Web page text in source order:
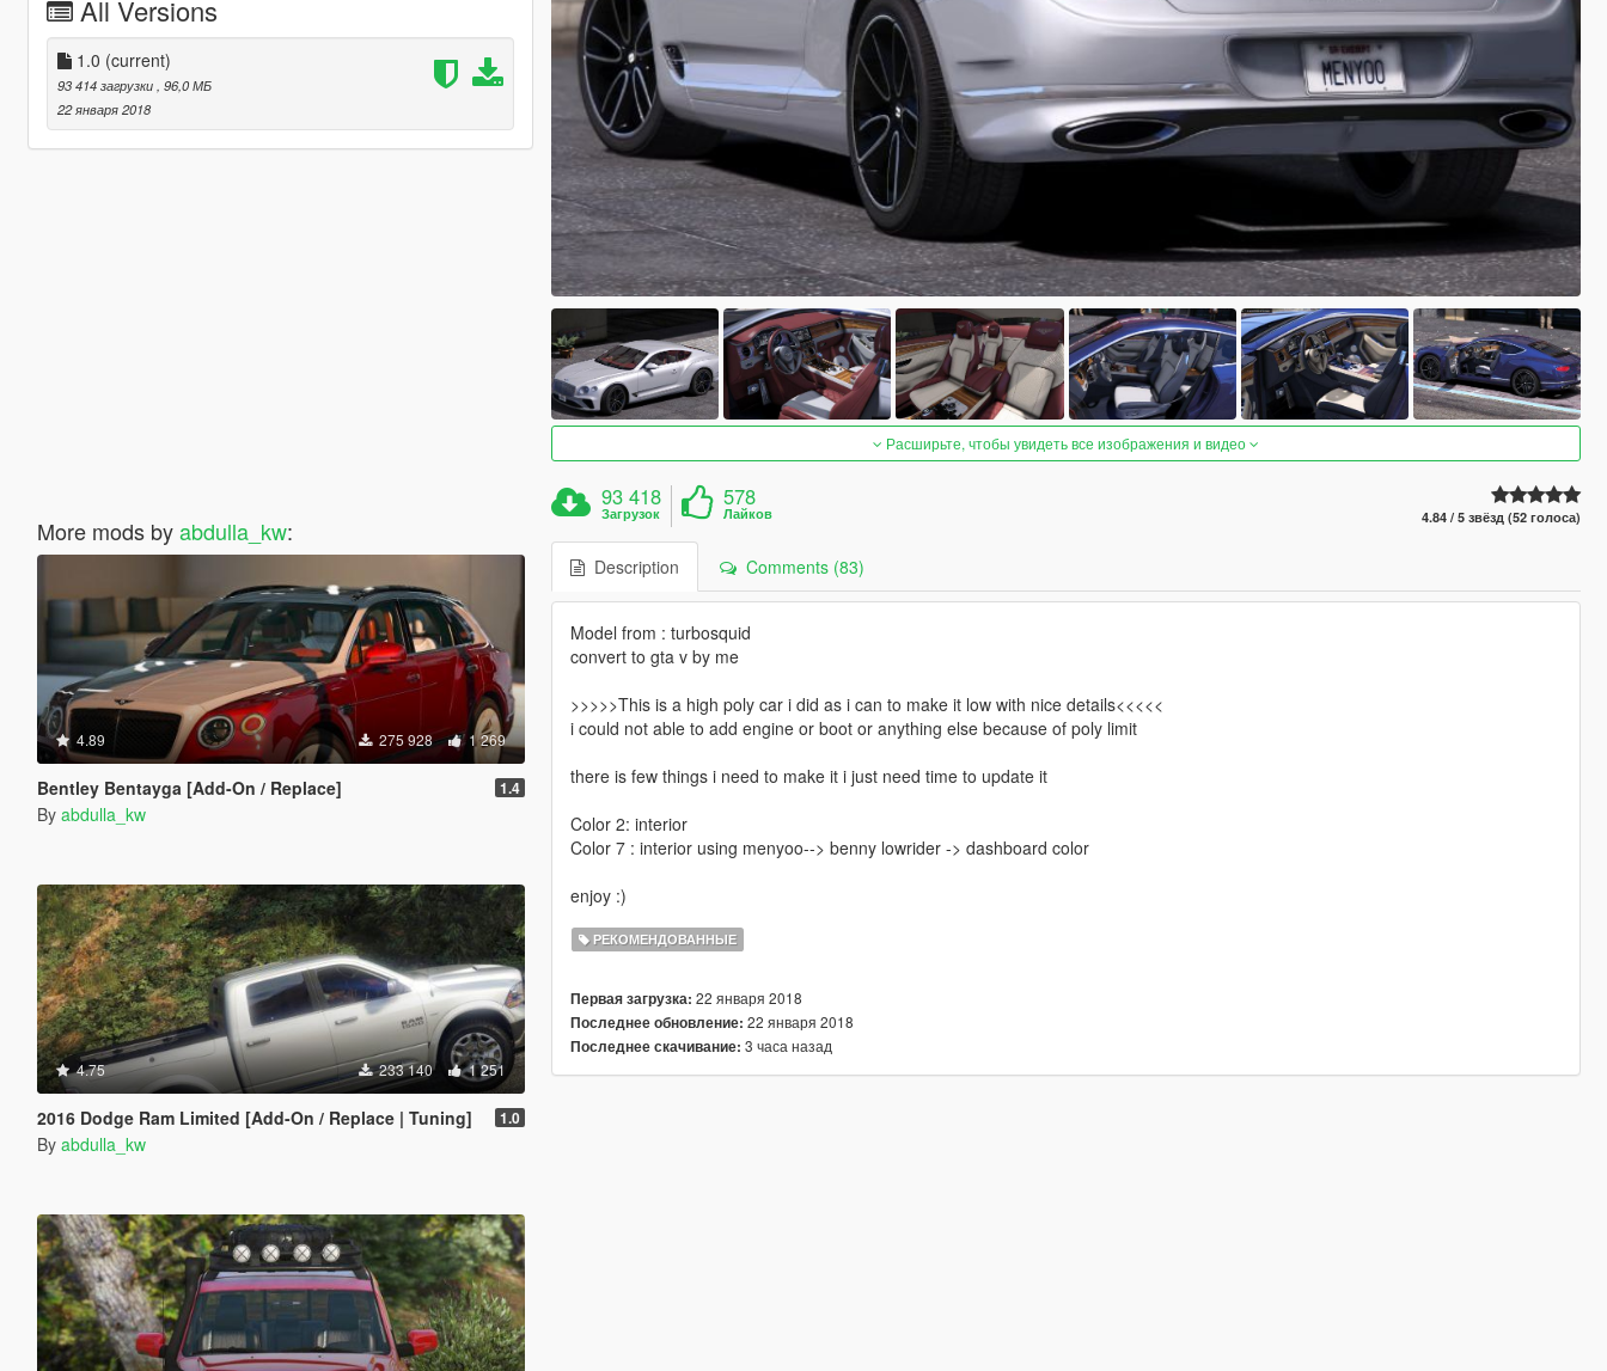
All Versions
1.0 (current)
93 414 загрузки , 96,0 МБ
22 января 2018
More mods byabdulla_kw:
4.89 275 928 1 269
Bentley Bentayga [Add-On / Replace] 1.4
By abdulla_kw
4.75 233 140 1 251
2016 Dodge Ram Limited [Add-On / Replace | Tuning] 1.0
By abdulla_kw
Расширьте, чтобы увидеть все изображения и видео
93 418
Загрузок
578
Лайков 4.84 / 5 звёзд (52 голоса)
Description Comments (83)
Model from : turbosquid
convert to gta v by me
>>>>>This is a high poly car i did as i can to make it low with nice details<<<<<
i could not able to add engine or boot or anything else because of poly limit
there is few things i need to make it i just need time to update it
Color 2: interior
Color 7 : interior using menyoo--> benny lowrider -> dashboard color
enjoy :)
РЕКОМЕНДОВАННЫЕ
Первая загрузка: 22 января 2018
Последнее обновление: 22 января 2018
Последнее скачивание: 3 часа назад